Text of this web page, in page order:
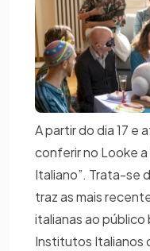
A partir do dia 17 e
conferir no Looke
Italiano”. Trata-se
traz as mais
italianas ao público
Institutos Italianos